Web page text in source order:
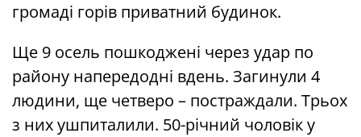
громаді горів приватний будинок.
Ще 9 осель пошкоджені через удар по
району напередодні вдень. Загинули 4
людини, ще четверо – постраждали. Трьох
з них ушпиталили. 50-річний чоловік у